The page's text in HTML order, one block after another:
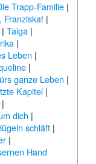
Trapp-Familie |
Franziska! |
| Taiga |
|
Leben |
|
ganze Leben |
Kapitel |
dich |
schläft |
|
Hand